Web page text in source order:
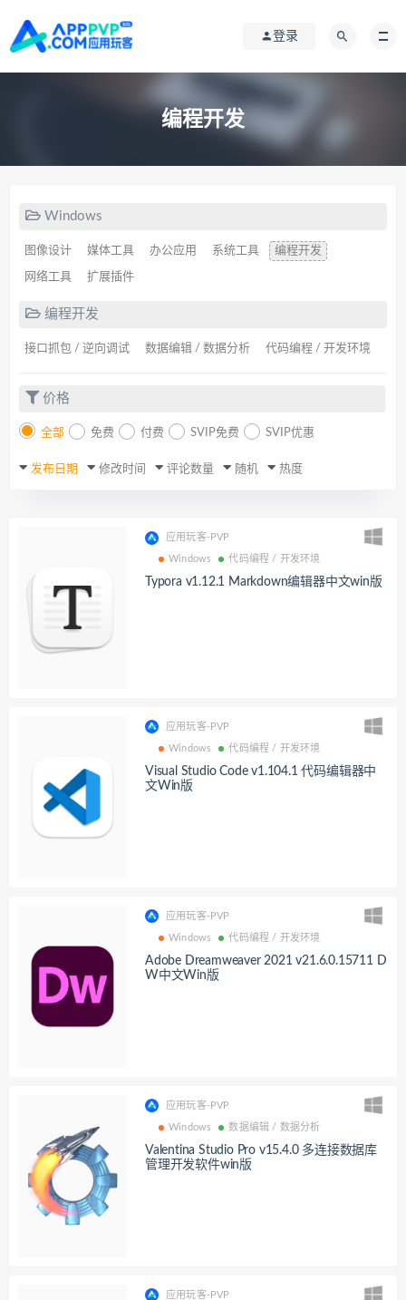
登录
编程开发
Windows
图像设计 媒体工具 办公应用 系统工具 编程开发
网络工具 扩展插件
编程开发
接口抓包 / 逆向调试 数据编辑 / 数据分析 代码编程 / 开发环境
价格
全部 免费 付费 SVIP免费 SVIP优惠
发布日期 修改时间 评论数量 随机 热度
应用玩客-PVP
Windows 代码编程 / 开发环境
Typora v1.12.1 Markdown编辑器中文win版
应用玩客-PVP
Windows 代码编程 / 开发环境
Visual Studio Code v1.104.1 代码编辑器中
文Win版
应用玩客-PVP
Windows 代码编程 / 开发环境
Adobe Dreamweaver 2021 v21.6.0.15711 D
W中文Win版
应用玩客-PVP
Windows 数据编辑 / 数据分析
Valentina Studio Pro v15.4.0 多连接数据库
管理开发软件win版
应用玩客-PVP